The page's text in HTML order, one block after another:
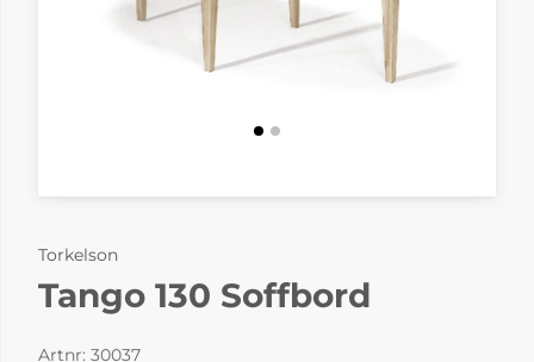
Torkelson
Tango 130 Soffbord
Artnr: 30037